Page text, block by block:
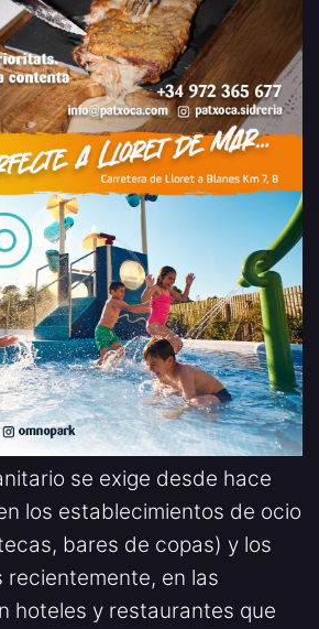
se exige desde hace
los establecimientos de ocio
bares de copas) y los
recientemente, en las
hoteles y restaurantes que